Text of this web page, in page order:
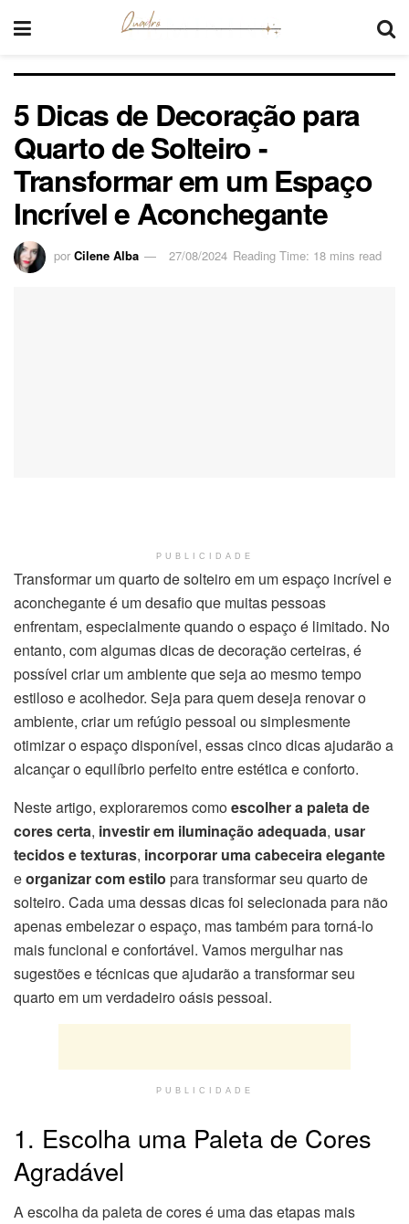
5 Dicas de Decoração para
Quarto de Solteiro -
Transformar em um Espaço
Incrível e Aconchegante
por Cilene Alba 27/08/2024 Reading Time: 18 mins read
PUBLICIDADE
Transformar um quarto de solteiro em um espaço incrível e
aconchegante é um desafio que muitas pessoas
enfrentam, especialmente quando o espaço é limitado. No
entanto, com algumas dicas de decoração certeiras, é
possível criar um ambiente que seja ao mesmo tempo
estiloso e acolhedor. Seja para quem deseja renovar o
ambiente, criar um refúgio pessoal ou simplesmente
otimizar o espaço disponível, essas cinco dicas ajudarão a
alcançar o equilíbrio perfeito entre estética e conforto.
Neste artigo, exploraremos comoescolher a paleta de
cores certa, investir em iluminação adequada, usar
tecidos e texturas, incorporar uma cabeceira elegante
eorganizar com estilo para transformar seu quarto de
solteiro. Cada uma dessas dicas foi selecionada para não
apenas embelezar o espaço, mas também para torná-lo
mais funcional e confortável. Vamos mergulhar nas
sugestões e técnicas que ajudarão a transformar seu
quarto em um verdadeiro oásis pessoal.
PUBLICIDADE
1. Escolha uma Paleta de Cores
Agradável
A escolha da paleta de cores é uma das etapas mais